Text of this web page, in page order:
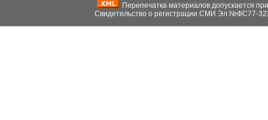
Перепечатка материалов допускается
Свидетельство о регистрации СМИ Эл №ФС77-